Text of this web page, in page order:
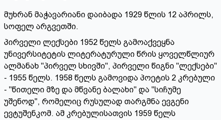
მუხრან მაჭავარიანი დაიბადა 1929 წლის 12 აპრილს,
სოფელ არგვეთში.
პირველი ლექსები 1952 წელს გამოაქვეყნა
უნივერსიტეტის ლიტერატურული წრის ყოველწლიურ
ალმანახ "პირველ სხივში", პირველი წიგნი "ლექსები"
- 1955 წელს. 1958 წელს გამოვიდა პოეტის 2 კრებული
- "წითელი მზე და მწვანე ბალახი" და "სიჩუმე
უშენოდ", რომელიც რუსულად თარგმნა ევგენი
ევტუშენკომ. ამ კრებულისათვის 1959 წელს